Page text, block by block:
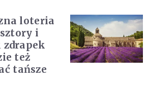
loteria
i
zdrapek
też
tańsze